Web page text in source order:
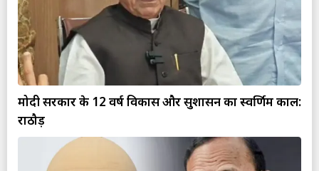
मोदी सरकार के 12 वर्ष विकास और सुशासन का स्वर्णिम काल:
राठौड़